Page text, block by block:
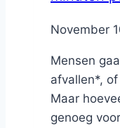
ByNicole
November
Mensen
afvallen*,
Maar
genoeg